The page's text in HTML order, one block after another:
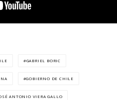
GABRIEL BORIC
GOBIERNO DE CHILE
ANTONIO VIERA GALLO